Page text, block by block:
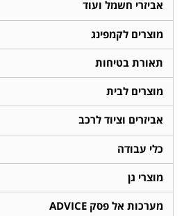
אביזרי חשמל ועוד
מוצרים לקמפינג
תאורת בטיחות
מוצרים לבית
אביזרים וציוד לרכב
כלי עבודה
מוצרי גן
מערכות אל פסק ADVICE